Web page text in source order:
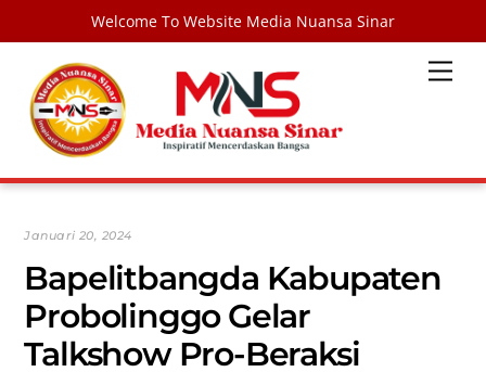
Welcome To Website Media Nuansa Sinar
content
Januari 20, 2024
Bapelitbangda Kabupaten
Probolinggo Gelar
Talkshow Pro-Beraksi